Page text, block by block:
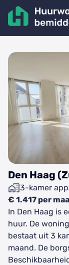
Den Haag
3-kamer
€ 1.417 per
In Den Haag is
huur. De
bestaat uit 3
maand. De